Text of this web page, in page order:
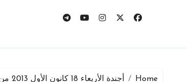
Home أجندة الأربعاء 18 كانون الأول 2013 من محطات نيوز